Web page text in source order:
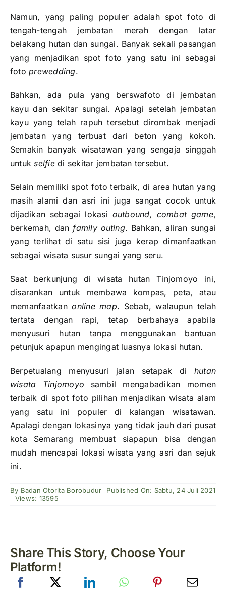
Namun, yang paling populer adalah spot foto di
tengah-tengah jembatan merah dengan latar
belakang hutan dan sungai. Banyak sekali pasangan
yang menjadikan spot foto yang satu ini sebagai
fotoprewedding.
Bahkan, ada pula yang berswafoto di jembatan
kayu dan sekitar sungai. Apalagi setelah jembatan
kayu yang telah rapuh tersebut dirombak menjadi
jembatan yang terbuat dari beton yang kokoh.
Semakin banyak wisatawan yang sengaja singgah
untukselfiedi sekitar jembatan tersebut.
Selain memiliki spot foto terbaik, di area hutan yang
masih alami dan asri ini juga sangat cocok untuk
dijadikan sebagai lokasi outbound, combat game,
berkemah, dan family outing. Bahkan, aliran sungai
yang terlihat di satu sisi juga kerap dimanfaatkan
sebagai wisata susur sungai yang seru.
Saat berkunjung di wisata hutan Tinjomoyo ini,
disarankan untuk membawa kompas, peta, atau
memanfaatkanonline map. Sebab, walaupun telah
tertata dengan rapi, tetap berbahaya apabila
menyusuri hutan tanpa menggunakan bantuan
petunjuk apapun mengingat luasnya lokasi hutan.
Berpetualang menyusuri jalan setapak di hutan
wisata Tinjomoyo
sambil mengabadikan momen
terbaik di spot foto pilihan menjadikan wisata alam
yang satu ini populer di kalangan wisatawan.
Apalagi dengan lokasinya yang tidak jauh dari pusat
kota Semarang membuat siapapun bisa dengan
mudah mencapai lokasi wisata yang asri dan sejuk
ini.
By Badan Otorita Borobudur
Published On: Sabtu, 24 Juli 2021
Views: 13595
Share This Story, Choose Your
Platform!